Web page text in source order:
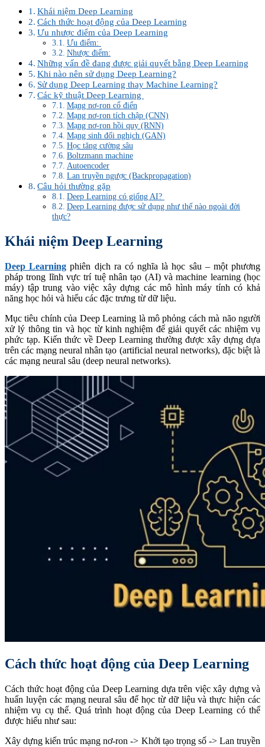
Khái niệm Deep Learning
Cách thức hoạt động của Deep Learning
Ưu nhược điểm của Deep Learning
Ưu điểm:
Nhược điểm:
Những vấn đề đang được giải quyết bằng Deep Learning
Khi nào nên sử dụng Deep Learning?
Sử dụng Deep Learning thay Machine Learning?
Các kỹ thuật Deep Learning
Mạng nơ-ron cổ điển
Mạng nơ-ron tích chập (CNN)
Mạng nơ-ron hồi quy (RNN)
Mạng sinh đối nghịch (GAN)
Học tăng cường sâu
Boltzmann machine
Autoencoder
Lan truyền ngược (Backpropagation)
Câu hỏi thường gặp
Deep Learning có giống AI?
Deep Learning được sử dụng như thế nào ngoài đời
thực?
Khái niệm Deep Learning
Deep Learning phiên dịch ra có nghĩa là học sâu – một phương
pháp trong lĩnh vực trí tuệ nhân tạo (AI) và machine learning (học
máy) tập trung vào việc xây dựng các mô hình máy tính có khả
năng học hỏi và hiểu các đặc trưng từ dữ liệu.
Mục tiêu chính của Deep Learning là mô phỏng cách mà não người
xử lý thông tin và học từ kinh nghiệm để giải quyết các nhiệm vụ
phức tạp. Kiến thức về Deep Learning thường được xây dựng dựa
trên các mạng neural nhân tạo (artificial neural networks), đặc biệt là
các mạng neural sâu (deep neural networks).
Cách thức hoạt động của Deep Learning
Cách thức hoạt động của Deep Learning dựa trên việc xây dựng và
huấn luyện các mạng neural sâu để học từ dữ liệu và thực hiện các
nhiệm vụ cụ thể. Quá trình hoạt động của Deep Learning có thể
được hiểu như sau:
Xây dựng kiến trúc mạng nơ-ron -> Khởi tạo trọng số -> Lan truyền